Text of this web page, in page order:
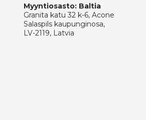
Myyntiosasto: Baltia
Granita katu 32 k-6, Acone
Salaspils kaupunginosa,
LV-2119, Latvia